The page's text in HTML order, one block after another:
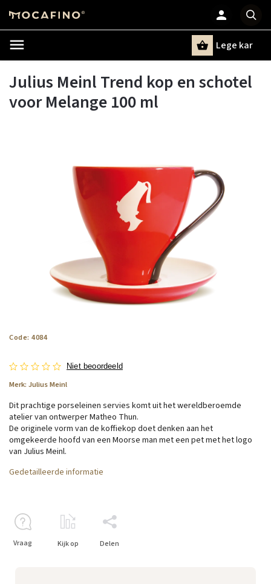
Lege kar
Julius Meinl Trend kop en schotel
voor Melange 100 ml
Code: 4084
Niet beoordeeld
Merk: Julius Meinl
Dit prachtige porseleinen servies komt uit het wereldberoemde
atelier van ontwerper Matheo Thun.
De originele vorm van de koffiekop doet denken aan het
omgekeerde hoofd van een Moorse man met een pet met het logo
van Julius Meinl.
Gedetailleerde informatie
Vraag Kijk op Delen